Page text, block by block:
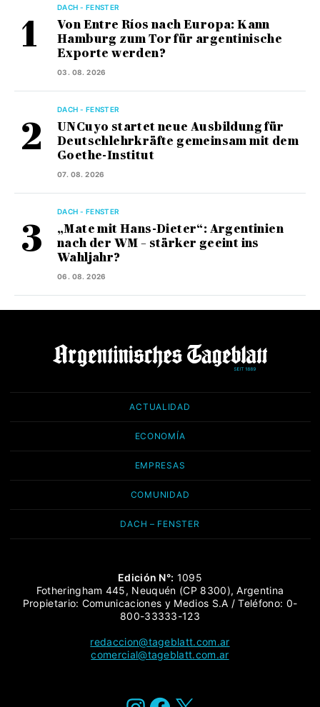
DACH - FENSTER
Von Entre Ríos nach Europa: Kann
Hamburg zum Tor für argentinische
Exporte werden?
03. 08. 2026
DACH - FENSTER
UNCuyo startet neue Ausbildung für
Deutschlehrkräfte gemeinsam mit dem
Goethe-Institut
07. 08. 2026
DACH - FENSTER
„Mate mit Hans-Dieter“: Argentinien
nach der WM – stärker geeint ins
Wahljahr?
06. 08. 2026
ACTUALIDAD
ECONOMÍA
EMPRESAS
COMUNIDAD
DACH – FENSTER
Edición N°: 1095
Fotheringham 445, Neuquén (CP 8300), Argentina
Propietario: Comunicaciones y Medios S.A / Teléfono: 0-
800-33333-123
redaccion@tageblatt.com.ar
comercial@tageblatt.com.ar